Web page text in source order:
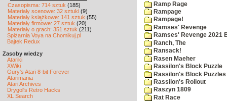
Czasopisma: 714 sztuk (185)
Materiały scenowe: 32 sztuki (9)
Materiały książkowe: 141 sztuk (55)
Materiały firmowe: 27 sztuk (20)
Materiały o grach: 351 sztuk (211)
Spiżarnia Voya na Chomikuj.pl
Bajtek Redux
Zasoby wiedzy
Atariki
XWiki
Gury's Atari 8-bit Forever
Atarimania
Atari Archives
Drygol's Retro Hacks
XL Search
Ramp Rage
Rampage
Rampage!
Ramses' Revenge
Ramses' Revenge 2021
Ranch, The
Ransack!
Rasen Maeher
Rassilon's Block Puzzle
Rassilon's Block Puzzles
Rassilon's Rollout
Raszyn 1809
Rat Race